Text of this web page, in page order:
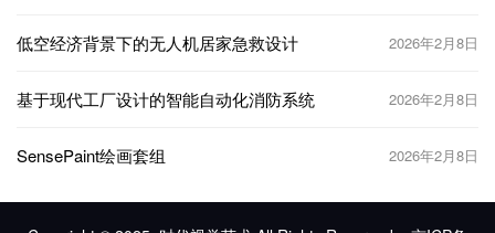
低空经济背景下的无人机居家急救设计 2026年2月8日
基于现代工厂设计的智能自动化消防系统 2026年2月8日
SensePaint绘画套组 2026年2月8日